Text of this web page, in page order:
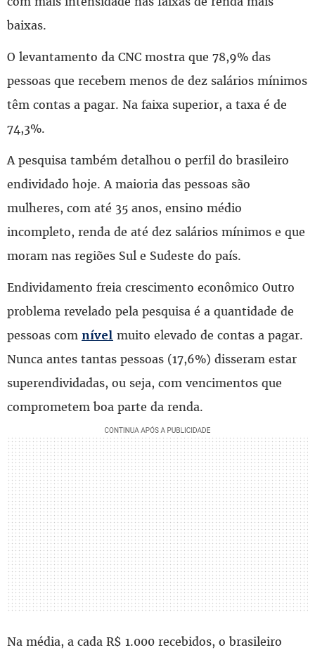
baixas.
O levantamento da CNC mostra que 78,9% das
pessoas que recebem menos de dez salários mínimos
têm contas a pagar. Na faixa superior, a taxa é de
74,3%.
A pesquisa também detalhou o perfil do brasileiro
endividado hoje. A maioria das pessoas são
mulheres, com até 35 anos, ensino médio
incompleto, renda de até dez salários mínimos e que
moram nas regiões Sul e Sudeste do país.
Endividamento freia crescimento econômico Outro
problema revelado pela pesquisa é a quantidade de
pessoas com nível muito elevado de contas a pagar.
Nunca antes tantas pessoas (17,6%) disseram estar
superendividadas, ou seja, com vencimentos que
comprometem boa parte da renda.
Na média, a cada R$ 1.000 recebidos, o brasileiro